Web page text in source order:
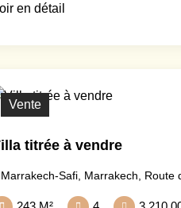
en détail
Vente
titrée à vendre
Marrakech-Safi Marrakech Route